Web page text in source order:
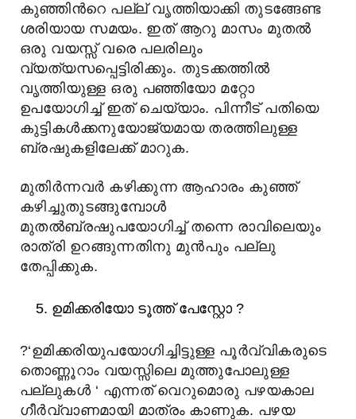
കുഞ്ഞിന്റെ പല്ല് വൃത്തിയാക്കി തുടങ്ങേണ്ട
ശരിയായ സമയം. ഇത് ആറു മാസം മുതല്
ഒരു വയസ്സ് വരെ പലരിലും
വ്യത്യസപ്പെട്ടിരിക്കും. തുടക്കത്തില്
വൃത്തിയുള്ള ഒരു പഞ്ഞിയോ മറ്റോ
ഉപയോഗിച്ച് ഇത് ചെയ്യാം. പിന്നീട് പതിയെ
കുട്ടികള്ക്കനുയോജ്യമായ തരത്തിലുള്ള
ബ്രഷുകളിലേക്ക് മാറുക.
മുതിര്ന്നവര് കഴിക്കുന്ന ആഹാരം കുഞ്ഞ്
കഴിച്ചുതുടങ്ങുമ്പോള്
മുതല്ബ്രഷുപയോഗിച്ച് തന്നെ രാവിലെയും
രാത്രി ഉറങ്ങുന്നതിനു മുന്പും പല്ലു
തേപ്പിക്കുക.
ഉമിക്കരിയോ ടൂത്ത് പേസ്റ്റോ ?
?‘ഉമിക്കരിയുപയോഗിച്ചിട്ടുള്ള പൂര്വ്വികരുടെ
തൊണ്ണൂറാം വയസ്സിലെ മുത്തുപോലുള്ള
പല്ലുകള് ‘ എന്നത് വെറുമൊരു പഴയകാല
ഗീര്വ്വാണമായി മാത്രം കാണുക. പഴയ